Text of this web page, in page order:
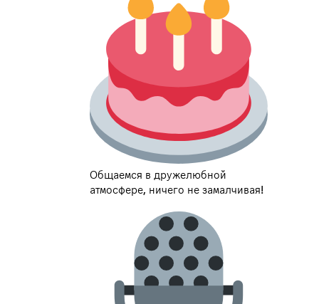
Общаемся в дружелюбной
атмосфере, ничего не замалчивая!